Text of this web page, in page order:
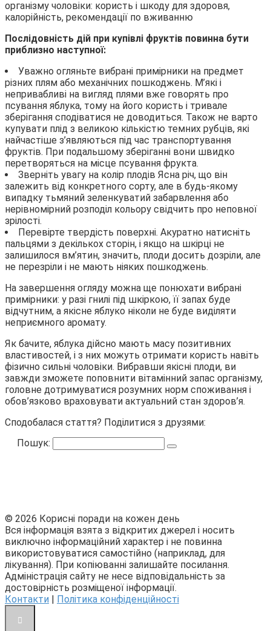
Послідовність дій при купівлі фруктів повинна бути
приблизно наступної:
Уважно огляньте вибрані примірники на предмет
різних плям або механічних пошкоджень. М’які і
непривабливі на вигляд плями вже говорять про
псування яблука, тому на його користь і тривале
зберігання сподіватися не доводиться. Також не варто
купувати плід з великою кількістю темних рубців, які
найчастіше з’являються під час транспортування
фруктів. При подальшому зберіганні вони швидко
перетворяться на місце псування фрукта.
Зверніть увагу на колір плодів Ясна річ, що він
залежить від конкретного сорту, але в будь-якому
випадку тьмяний зеленкуватий забарвлення або
нерівномірний розподіл кольору свідчить про неповної
зрілості.
Перевірте твердість поверхні. Акуратно натисніть
пальцями з декількох сторін, і якщо на шкірці не
залишилося вм’ятин, значить, плоди досить дозріли, але
не перезріли і не мають ніяких пошкоджень.
На завершення огляду можна ще понюхати вибрані
примірники: у разі гнилі під шкіркою, її запах буде
відчутним, а якісне яблуко ніколи не буде виділяти
неприємного аромату.
Як бачите, яблука дійсно мають масу позитивних
властивостей, і з них можуть отримати користь навіть
фізично сильні чоловіки. Вибравши якісні плоди, ви
завжди зможете поповнити вітамінний запас організму,
головне дотримуватися розумних норм споживання і
обов’язково враховувати актуальний стан здоров’я.
Сподобалася стаття? Поділитися з друзями:
Пошук:
© 2026 Корисні поради на кожен день
Вся інформація взята з відкритих джерел і носить
виключно інформаційний характер і не повинна
використовуватися самостійно (наприклад, для
лікування). При копіюванні залишайте посилання.
Адміністрація сайту не несе відповідальність за
достовірність розміщеної інформації.
Контакти | Політика конфіденційності